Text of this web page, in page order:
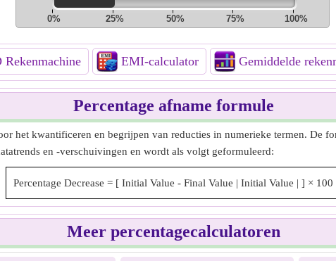
0% 25% 50% 75% 100%
EMI-calculator Gemiddelde
Percentage afname formule
het kwantificeren en begrijpen van reducties in numerieke termen. De
en -verschuivingen en wordt als volgt geformuleerd:
Percentage Decrease = [ Initial Value - Final Value | Initial Value | ] × 100
Meer percentagecalculatoren